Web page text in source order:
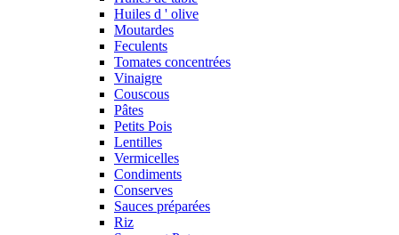
Huiles d ' olive
Moutardes
Feculents
Tomates concentrées
Vinaigre
Couscous
Pâtes
Petits Pois
Lentilles
Vermicelles
Condiments
Conserves
Sauces préparées
Riz